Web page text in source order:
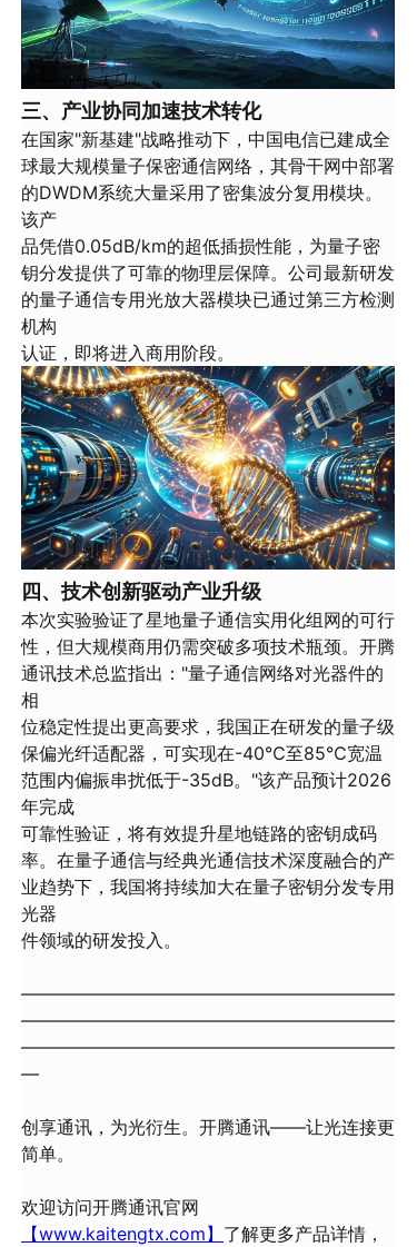
三、产业协同加速技术转化
在国家"新基建"战略推动下，中国电信已建成全
球最大规模量子保密通信网络，其骨干网中部署
的DWDM系统大量采用了密集波分复用模块。
该产
品凭借0.05dB/km的超低插损性能，为量子密
钥分发提供了可靠的物理层保障。公司最新研发
的量子通信专用光放大器模块已通过第三方检测
机构
认证，即将进入商用阶段。
四、技术创新驱动产业升级
本次实验验证了星地量子通信实用化组网的可行
性，但大规模商用仍需突破多项技术瓶颈。开腾
通讯技术总监指出："量子通信网络对光器件的
相
位稳定性提出更高要求，我国正在研发的量子级
保偏光纤适配器，可实现在-40℃至85℃宽温
范围内偏振串扰低于-35dB。"该产品预计2026
年完成
可靠性验证，将有效提升星地链路的密钥成码
率。在量子通信与经典光通信技术深度融合的产
业趋势下，我国将持续加大在量子密钥分发专用
光器
件领域的研发投入。
—————————————————————
—————————————————————
—————————————————————
—
创享通讯，为光衍生。开腾通讯——让光连接更
简单。
欢迎访问开腾通讯官网
【www.kaitengtx.com】 了解更多产品详情，